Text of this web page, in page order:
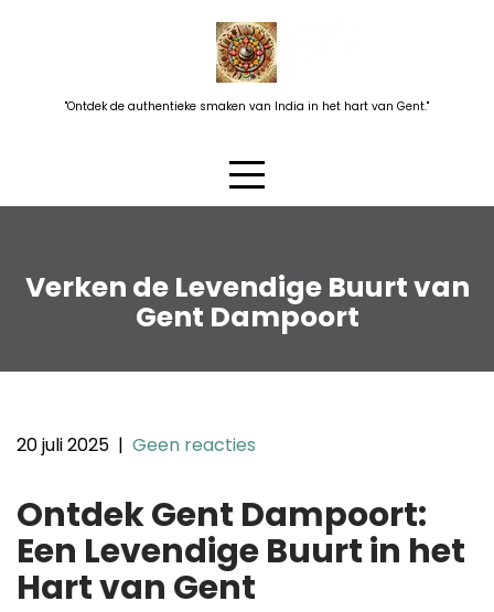
"Ontdek de authentieke smaken van India in het hart van Gent."
Verken de Levendige Buurt van
Gent Dampoort
20 juli 2025 | Geen reacties
Ontdek Gent Dampoort:
Een Levendige Buurt in het
Hart van Gent